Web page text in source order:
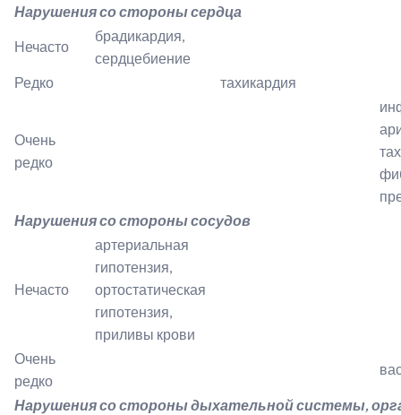
Нарушения со стороны сердца
Нечасто
брадикардия,
сердцебиение
Редко
тахикардия
Очень
редко
Нарушения со стороны сосудов
Нечасто
артериальная
гипотензия,
ортостатическая
гипотензия,
приливы крови
Очень
редко
Нарушения со стороны дыхательной системы,